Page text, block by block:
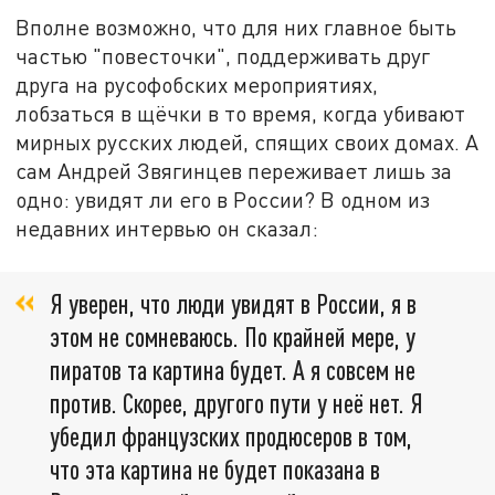
Вполне возможно, что для них главное быть
частью "повесточки", поддерживать друг
друга на русофобских мероприятиях,
лобзаться в щёчки в то время, когда убивают
мирных русских людей, спящих своих домах. А
сам Андрей Звягинцев переживает лишь за
одно: увидят ли его в России? В одном из
недавних интервью он сказал:
Я уверен, что люди увидят в России, я в
этом не сомневаюсь. По крайней мере, у
пиратов та картина будет. А я совсем не
против. Скорее, другого пути у неё нет. Я
убедил французских продюсеров в том,
что эта картина не будет показана в